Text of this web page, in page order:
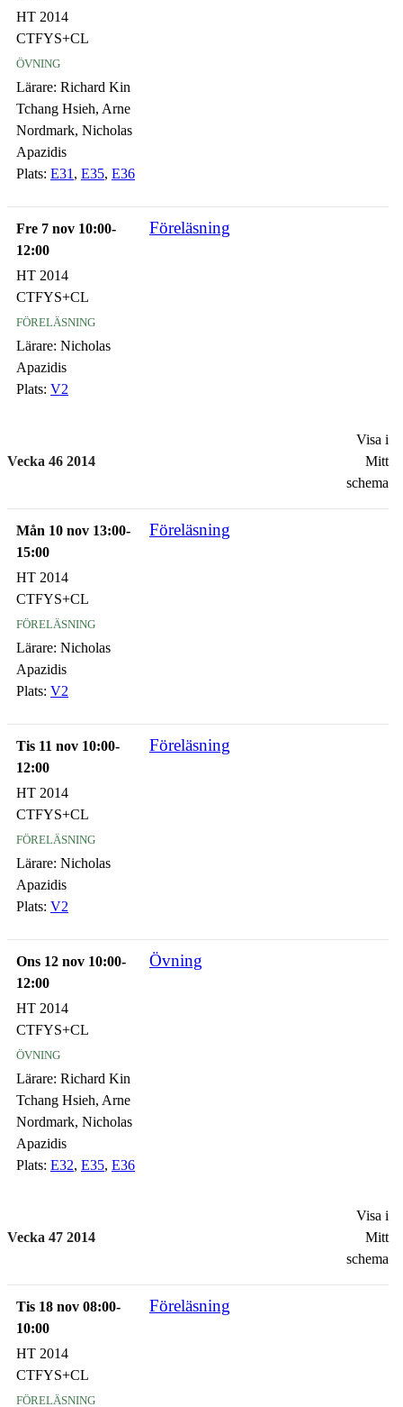
HT 2014
CTFYS+CL
övning
Lärare: Richard Kin
Tchang Hsieh, Arne
Nordmark, Nicholas
Apazidis
Plats: E31 , E35, E36
Fre 7 nov 10:00-
12:00
Föreläsning
HT 2014
CTFYS+CL
föreläsning
Lärare: Nicholas
Apazidis
Plats: V2
Vecka 46 2014
Visa i
Mitt
schema
Mån 10 nov 13:00-
15:00
Föreläsning
HT 2014
CTFYS+CL
föreläsning
Lärare: Nicholas
Apazidis
Plats: V2
Tis 11 nov 10:00-
12:00
Föreläsning
HT 2014
CTFYS+CL
föreläsning
Lärare: Nicholas
Apazidis
Plats: V2
Ons 12 nov 10:00-
12:00
Övning
HT 2014
CTFYS+CL
övning
Lärare: Richard Kin
Tchang Hsieh, Arne
Nordmark, Nicholas
Apazidis
Plats: E32, E35, E36
Vecka 47 2014
Visa i
Mitt
schema
Tis 18 nov 08:00-
10:00
Föreläsning
HT 2014
CTFYS+CL
föreläsning